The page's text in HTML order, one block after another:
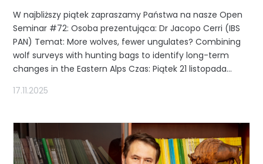
W najbliższy piątek zapraszamy Państwa na nasze Open
Seminar #72: Osoba prezentująca: Dr Jacopo Cerri (IBS
PAN) Temat: More wolves, fewer ungulates? Combining
wolf surveys with hunting bags to identify long-term
changes in the Eastern Alps Czas: Piątek 21 listopada...
17.11.2025